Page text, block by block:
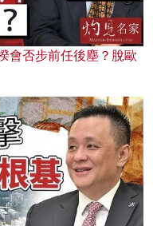
會否步前任後塵？脫歐